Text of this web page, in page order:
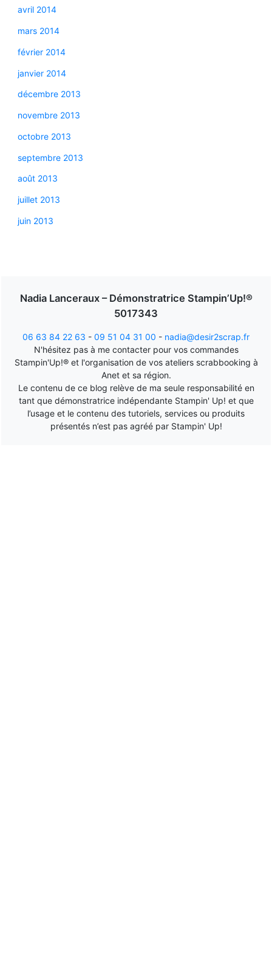
avril 2014
mars 2014
février 2014
janvier 2014
décembre 2013
novembre 2013
octobre 2013
septembre 2013
août 2013
juillet 2013
juin 2013
Nadia Lanceraux – Démonstratrice Stampin’Up!®
5017343
06 63 84 22 63 - 09 51 04 31 00 - nadia@desir2scrap.fr
N'hésitez pas à me contacter pour vos commandes
Stampin'Up!® et l'organisation de vos ateliers scrabbooking à
Anet et sa région.
Le contenu de ce blog relève de ma seule responsabilité en
tant que démonstratrice indépendante Stampin' Up! et que
l’usage et le contenu des tutoriels, services ou produits
présentés n’est pas agréé par Stampin' Up!